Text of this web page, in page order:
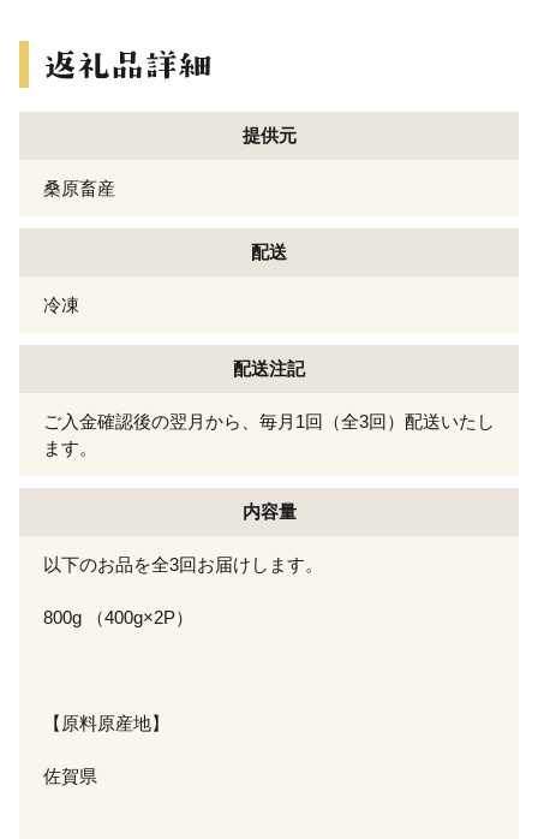
提供元
桑原畜産
配送
冷凍
配送注記
ご入金確認後の翌月から、毎月1回（全3回）配送いたし
ます。
内容量
以下のお品を全3回お届けします。
800g （400g×2P）
【原料原産地】
佐賀県